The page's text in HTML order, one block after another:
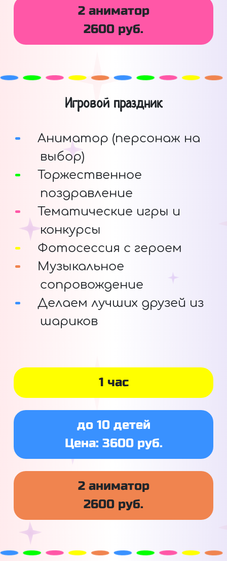
2 аниматор
2600 руб.
Игровой праздник
Аниматор (персонаж на
выбор)
Торжественное
поздравление
Тематические игры и
конкурсы
Фотосессия с героем
Музыкальное
сопровождение
Делаем лучших друзей из
шариков
1 час
до 10 детей
Цена: 3600 руб.
2 аниматор
2600 руб.